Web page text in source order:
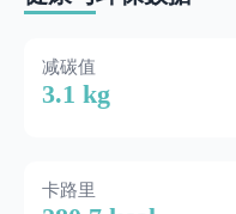
减碳值
3.1 kg
卡路里